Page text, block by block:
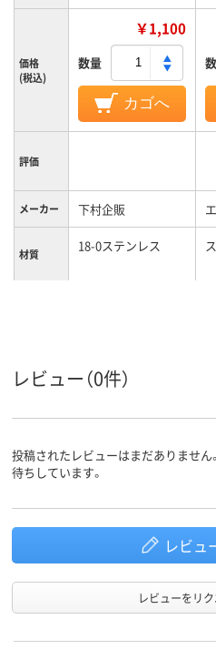
価格
(税込)
￥1,100
数量
カゴへ
評価
メーカー 下村企販
材質 18-0ステンレス
レビュー（0件）
投稿されたレビューはまだありませ
待ちしています。
レビュ
レビューをリ